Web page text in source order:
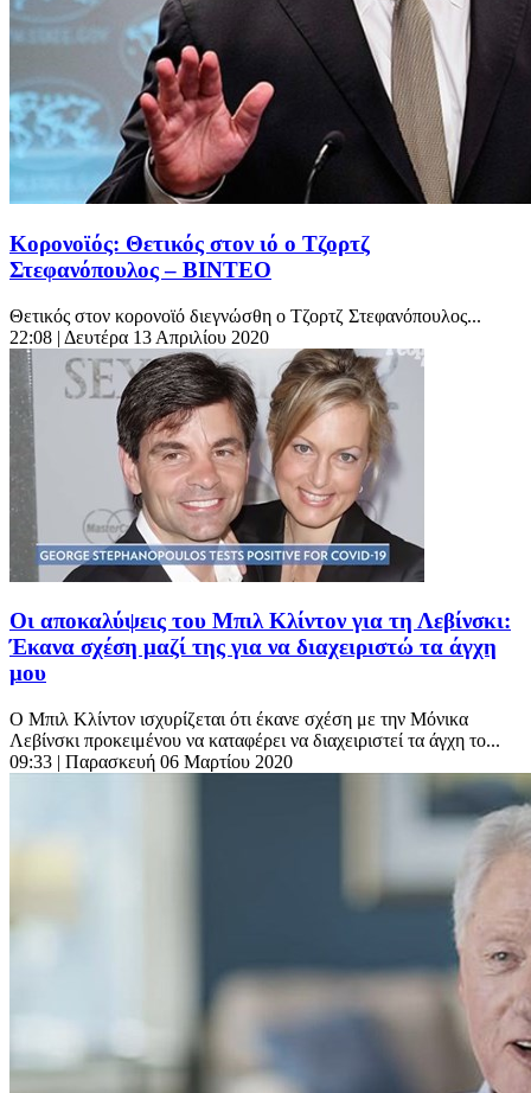
Κορονοϊός: Θετικός στον ιό ο Τζορτζ
Στεφανόπουλος – ΒΙΝΤΕΟ
Θετικός στον κορονοϊό διεγνώσθη ο Τζορτζ Στεφανόπουλος...
22:08 | Δευτέρα 13 Απριλίου 2020
Οι αποκαλύψεις του Μπιλ Κλίντον για τη Λεβίνσκι:
Έκανα σχέση μαζί της για να διαχειριστώ τα άγχη
μου
Ο Μπιλ Κλίντον ισχυρίζεται ότι έκανε σχέση με την Μόνικα
Λεβίνσκι προκειμένου να καταφέρει να διαχειριστεί τα άγχη το...
09:33 | Παρασκευή 06 Μαρτίου 2020